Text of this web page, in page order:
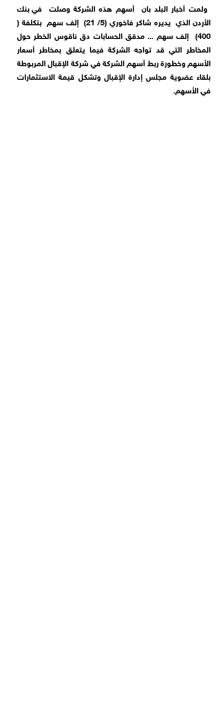
ولمت أخبار البلد بان أسهم هذه الشركة وصلت في بنك
الأردن الذي يديره شاكر فاخوري (5/ 21) إلف سهم بتكلفة (
400)
إلف سهم ... مدقق الحسابات دق ناقوس الخطر حول
المخاطر التي قد تواجه الشركة فيما يتعلق بمخاطر أسعار
الأسهم وخطورة ربط أسهم الشركة في شركة الإقبال المربوطة
بلقاء عضوية مجلس إدارة الإقبال وتشكل قيمة الاستثمارات
في الأسهم.